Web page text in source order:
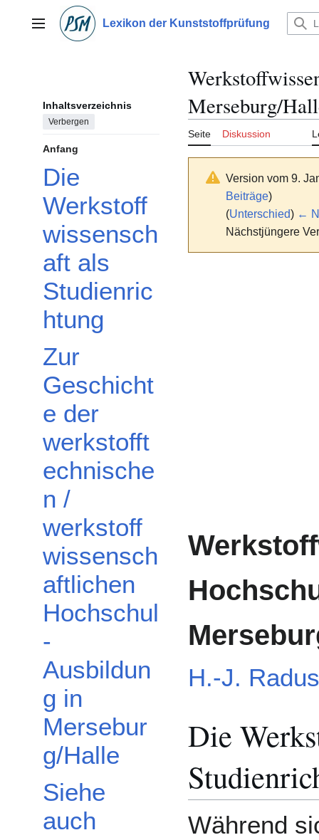
springenHauptmenü Lexikon der Kunststoffprüfung
Inhaltsverzeichnis
Verbergen
Anfang
Die
Werkstoff
wissensch
aft als
Studienric
htung
Zur
Geschicht
e der
werkstofft
echnische
n /
werkstoff
wissensch
aftlichen
Hochschul
-
Ausbildun
g in
Mersebur
g/Halle
Siehe
auch
Merseburg/
Seite Diskussion
Version vom 9.
Beiträge)
(Unterschied) ←
Nächstjüngere
H.-J.
Die
Während